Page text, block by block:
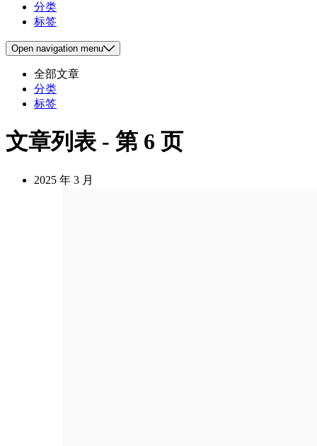
分类
标签
Open navigation menu
全部文章
分类
标签
文章列表 - 第 6 页
2025 年 3 月